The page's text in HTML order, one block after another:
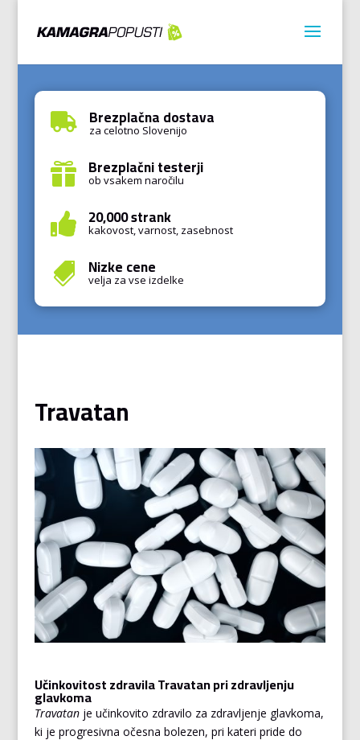
 Brezplačna dostava
za celotno Slovenijo
 Brezplačni testerji
ob vsakem naročilu
 20,000 strank
kakovost, varnost, zasebnost
 Nizke cene
velja za vse izdelke
Travatan
Učinkovitost zdravila Travatan pri zdravljenju
glavkoma
Travatan je učinkovito zdravilo za zdravljenje glavkoma,
ki je progresivna očesna bolezen, pri kateri pride do